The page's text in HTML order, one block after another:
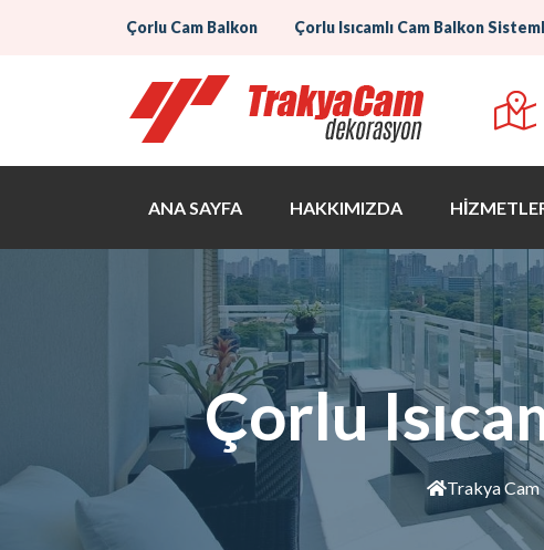
Çorlu Cam Balkon Çorlu Isıcamlı Cam Balkon
ANA SAYFA HAKKIMIZDA
Çorlu
Trakya